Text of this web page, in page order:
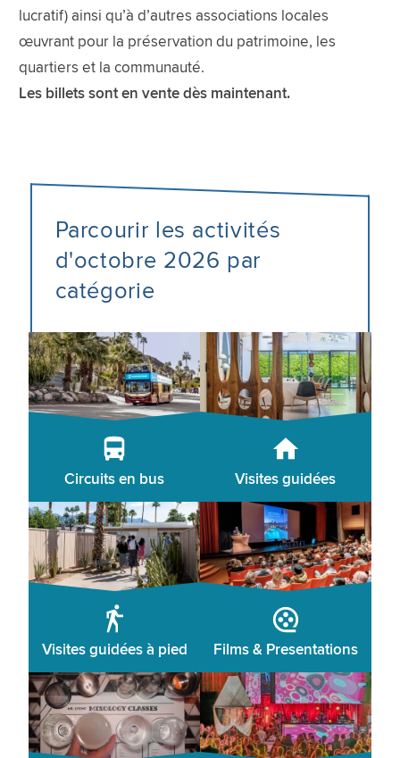
lucratif) ainsi qu’à d’autres associations locales
œuvrant pour la préservation du patrimoine, les
quartiers et la communauté.
Les billets sont en vente dès maintenant.
Parcourir les activités
d'octobre 2026 par
catégorie
Circuits en bus Visites guidées
Visites guidées à pied Films & Presentations